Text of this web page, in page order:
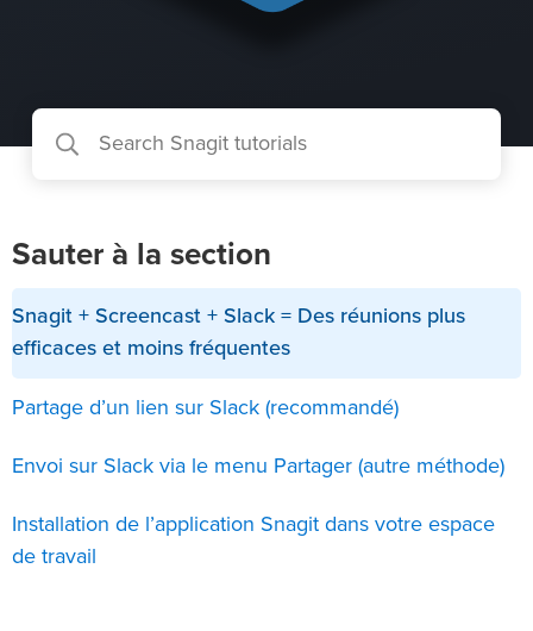
Sauter à la section
Snagit + Screencast + Slack = Des réunions plus
efficaces et moins fréquentes
Partage d’un lien sur Slack (recommandé)
Envoi sur Slack via le menu Partager (autre méthode)
Installation de l’application Snagit dans votre espace
de travail